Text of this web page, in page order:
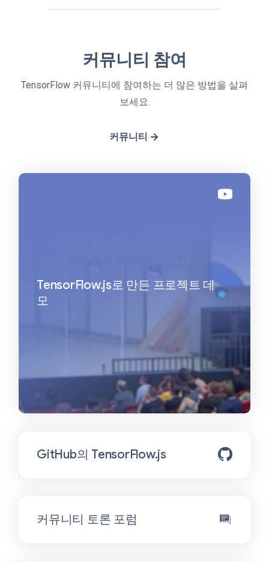
커뮤니티 참여
TensorFlow 커뮤니티에 참여하는 더 많은 방법을 살펴
보세요.
커뮤니티
TensorFlow.js로 만든 프로젝트 데
모
GitHub의 TensorFlow.js
커뮤니티 토론 포럼